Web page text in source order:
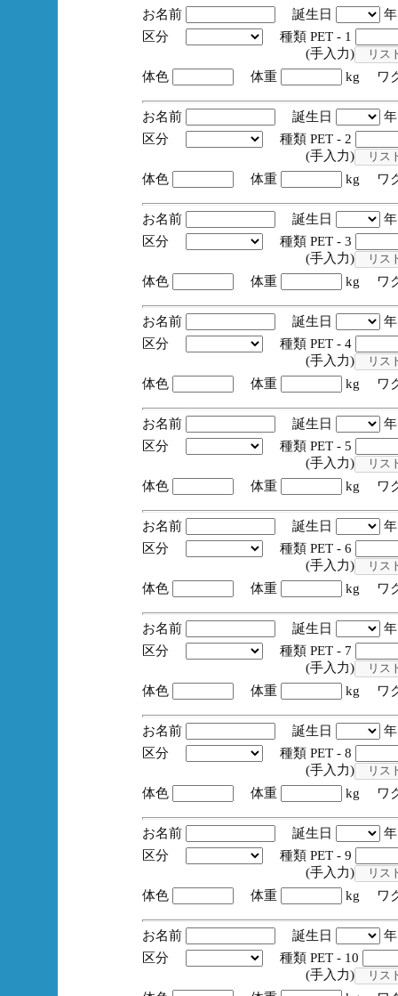
お名前 誕生日
区分
種類 PET - 1
(手入力)
体色
体重 kg ワ
お名前 誕生日
区分
種類 PET - 2
(手入力)
体色
体重 kg ワ
お名前 誕生日
区分
種類 PET - 3
(手入力)
体色
体重 kg ワ
お名前 誕生日
区分
種類 PET - 4
(手入力)
体色
体重 kg ワ
お名前 誕生日
区分
種類 PET - 5
(手入力)
体色
体重 kg ワ
お名前 誕生日
区分
種類 PET - 6
(手入力)
体色
体重 kg ワ
お名前 誕生日
区分
種類 PET - 7
(手入力)
体色
体重 kg ワ
お名前 誕生日
区分
種類 PET - 8
(手入力)
体色
体重 kg ワ
お名前 誕生日
区分
種類 PET - 9
(手入力)
体色
体重 kg ワ
お名前 誕生日
区分
種類 PET - 10
(手入力)